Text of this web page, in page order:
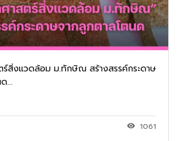
ร์สิ่งแวดล้อม ม.ทักษิณ สร้างสรรค์กระดาษ
...
1061